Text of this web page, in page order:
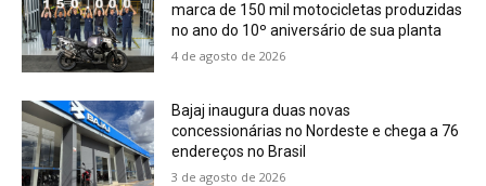
marca de 150 mil motocicletas produzidas
no ano do 10º aniversário de sua planta
4 de agosto de 2026
Bajaj inaugura duas novas
concessionárias no Nordeste e chega a 76
endereços no Brasil
3 de agosto de 2026